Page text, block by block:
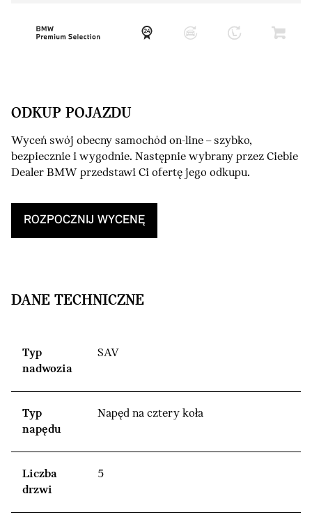
ODKUP POJAZDU
Wyceń swój obecny samochód on-line – szybko,
bezpiecznie i wygodnie. Następnie wybrany przez Ciebie
Dealer BMW przedstawi Ci ofertę jego odkupu.
ROZPOCZNIJ WYCENĘ
DANE TECHNICZNE
Typ
nadwozia
SAV
Typ
napędu
Napęd na cztery koła
Liczba
drzwi
5